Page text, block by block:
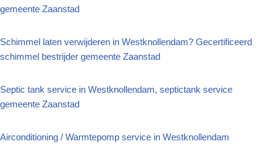
gemeente Zaanstad
Schimmel laten verwijderen in Westknollendam? Gecertificeerd
schimmel bestrijder gemeente Zaanstad
Septic tank service in Westknollendam, septictank service
gemeente Zaanstad
Airconditioning / Warmtepomp service in Westknollendam